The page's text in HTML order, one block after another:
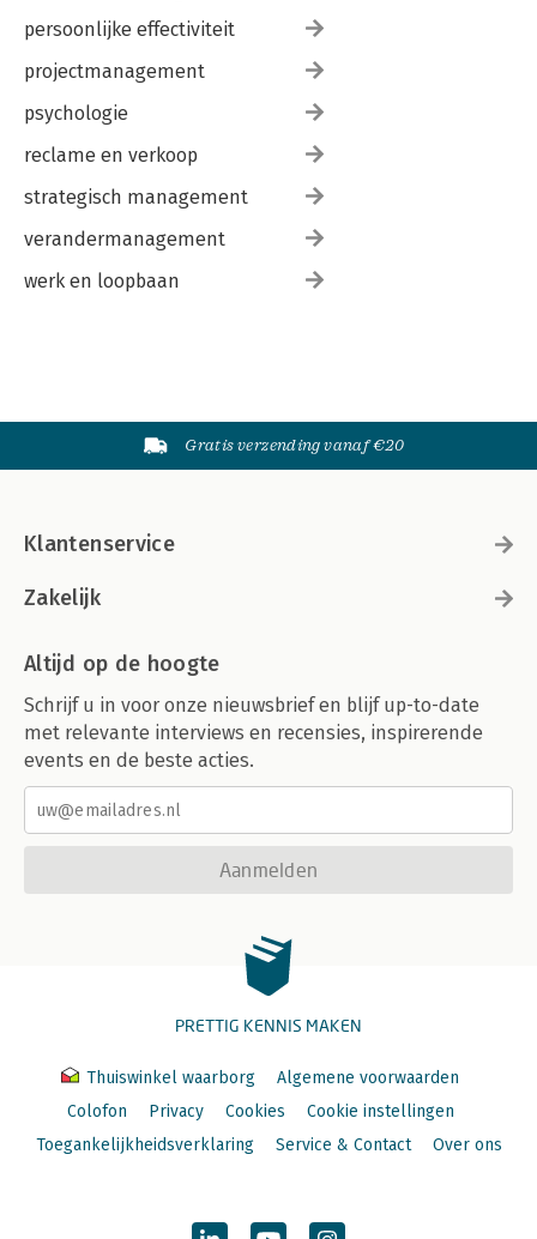
persoonlijke effectiviteit
projectmanagement
psychologie
reclame en verkoop
strategisch management
verandermanagement
werk en loopbaan
Gratis verzending vanaf €20
Klantenservice
Zakelijk
Altijd op de hoogte
Schrijf u in voor onze nieuwsbrief en blijf up-to-date
met relevante interviews en recensies, inspirerende
events en de beste acties.
Aanmelden
PRETTIG KENNIS MAKEN
Thuiswinkel waarborg
Algemene voorwaarden
Colofon
Privacy Cookies
Cookie instellingen
Toegankelijkheidsverklaring
Service & Contact Over ons